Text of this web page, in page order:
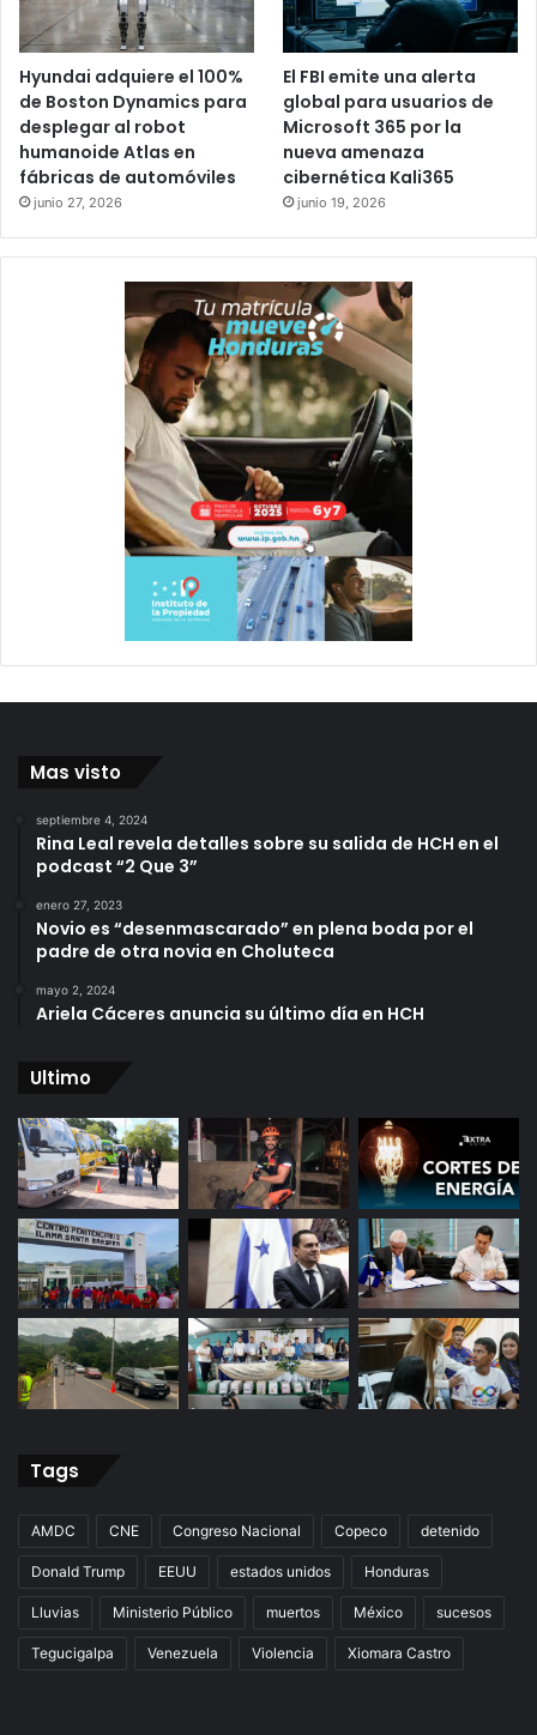
Hyundai adquiere el 100%
de Boston Dynamics para
desplegar al robot
humanoide Atlas en
fábricas de automóviles
junio 27, 2026
El FBI emite una alerta
global para usuarios de
Microsoft 365 por la
nueva amenaza
cibernética Kali365
junio 19, 2026
Mas visto
septiembre 4, 2024
Rina Leal revela detalles sobre su salida de HCH en el
podcast “2 Que 3”
enero 27, 2023
Novio es “desenmascarado” en plena boda por el
padre de otra novia en Choluteca
mayo 2, 2024
Ariela Cáceres anuncia su último día en HCH
Ultimo
Tags
AMDC CNE Congreso Nacional Copeco detenido
Donald Trump EEUU estados unidos Honduras
Lluvias Ministerio Público muertos México sucesos
Tegucigalpa Venezuela Violencia Xiomara Castro